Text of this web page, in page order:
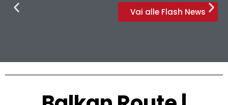
Vai alle Flash News